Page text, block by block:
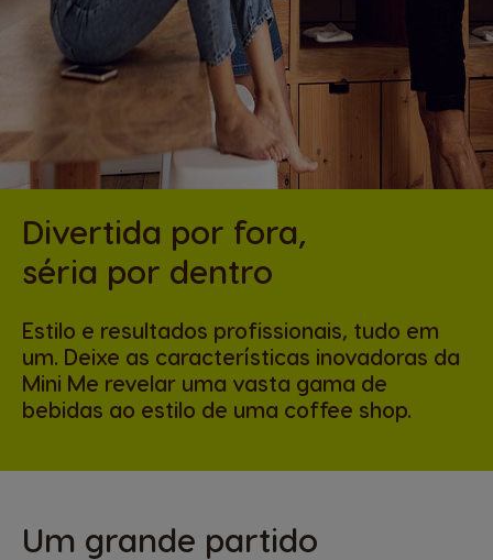
Divertida por fora,
séria por dentro
Estilo e resultados profissionais, tudo em
um. Deixe as características inovadoras da
Mini Me revelar uma vasta gama de
bebidas ao estilo de uma coffee shop.
Um grande partido